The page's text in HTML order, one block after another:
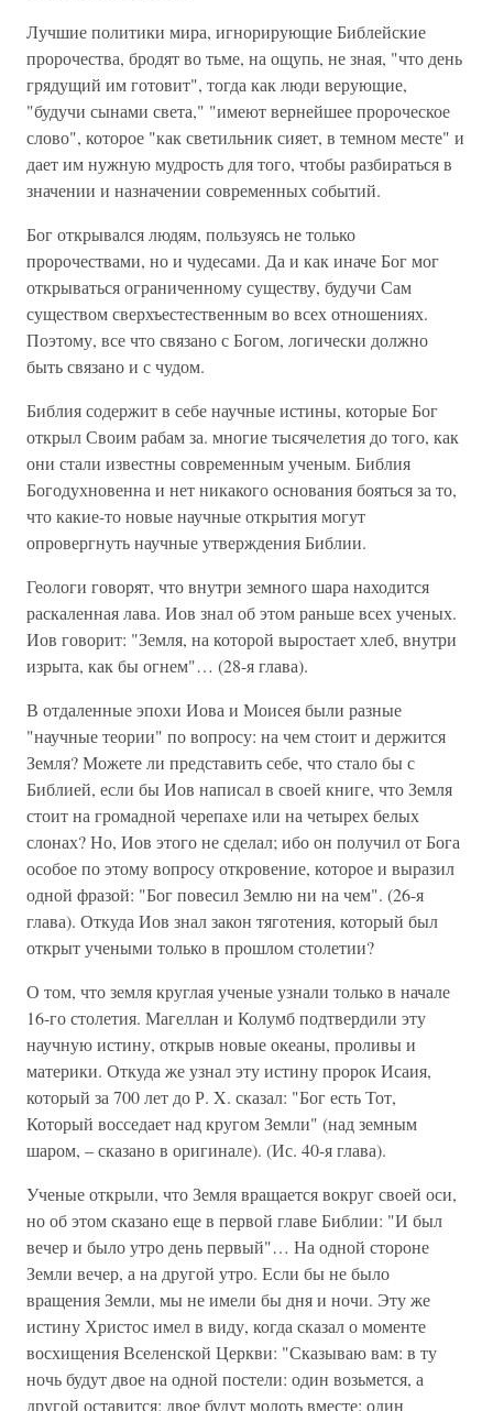
Лучшие политики мира, игнорирующие Библейские
пророчества, бродят во тьме, на ощупь, не зная, "что день
грядущий им готовит", тогда как люди верующие,
"будучи сынами света," "имеют вернейшее пророческое
слово", которое "как светильник сияет, в темном месте" и
дает им нужную мудрость для того, чтобы разбираться в
значении и назначении современных событий.
Бог открывался людям, пользуясь не только
пророчествами, но и чудесами. Да и как иначе Бог мог
открываться ограниченному существу, будучи Сам
существом сверхъестественным во всех отношениях.
Поэтому, все что связано с Богом, логически должно
быть связано и с чудом.
Библия содержит в себе научные истины, которые Бог
открыл Своим рабам за. многие тысячелетия до того, как
они стали известны современным ученым. Библия
Богодухновенна и нет никакого основания бояться за то,
что какие-то новые научные открытия могут
опровергнуть научные утверждения Библии.
Геологи говорят, что внутри земного шара находится
раскаленная лава. Иов знал об этом раньше всех ученых.
Иов говорит: "Земля, на которой выростает хлеб, внутри
изрыта, как бы огнем"… (28-я глава).
В отдаленные эпохи Иова и Моисея были разные
"научные теории" по вопросу: на чем стоит и держится
Земля? Можете ли представить себе, что стало бы с
Библией, если бы Иов написал в своей книге, что Земля
стоит на громадной черепахе или на четырех белых
слонах? Но, Иов этого не сделал; ибо он получил от Бога
особое по этому вопросу откровение, которое и выразил
одной фразой: "Бог повесил Землю ни на чем". (26-я
глава). Откуда Иов знал закон тяготения, который был
открыт учеными только в прошлом столетии?
О том, что земля круглая ученые узнали только в начале
16-го столетия. Магеллан и Колумб подтвердили эту
научную истину, открыв новые океаны, проливы и
материки. Откуда же узнал эту истину пророк Исаия,
который за 700 лет до Р. X. сказал: "Бог есть Тот,
Который восседает над кругом Земли" (над земным
шаром, – сказано в оригинале). (Ис. 40-я глава).
Ученые открыли, что Земля вращается вокруг своей оси,
но об этом сказано еще в первой главе Библии: "И был
вечер и было утро день первый"… На одной стороне
Земли вечер, а на другой утро. Если бы не было
вращения Земли, мы не имели бы дня и ночи. Эту же
истину Христос имел в виду, когда сказал о моменте
восхищения Вселенской Церкви: "Сказываю вам: в ту
ночь будут двое на одной постели: один возьмется, а
другой оставится; двое будут молоть вместе: один